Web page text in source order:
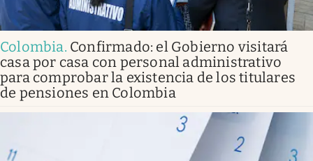
Colombia. Confirmado: el Gobierno visitará
casa por casa con personal administrativo
para comprobar la existencia de los titulares
de pensiones en Colombia